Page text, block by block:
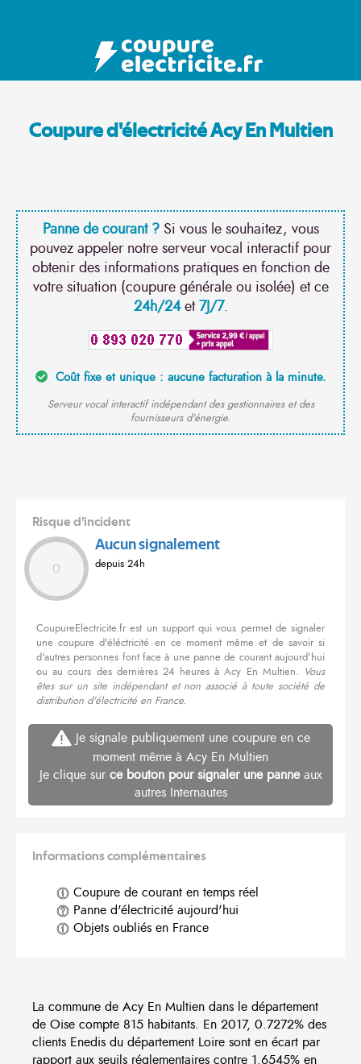
Coupure d'électricité Acy En Multien
Panne de courant ?Si vous le souhaitez, vous
pouvez appeler notre serveur vocal interactif pour
obtenir des informations pratiques en fonction de
votre situation (coupure générale ou isolée) et ce
24h/24et7J/7.
Coût fixe et unique : aucune facturation à la minute.
Serveur vocal interactif indépendant des gestionnaires et des
fournisseurs d'énergie.
Risque d'incident
0
Aucun signalement
depuis 24h
CoupureElectricite.fr est un support qui vous permet de signaler
une coupure d'éléctricité en ce moment même et de savoir si
d'autres personnes font face à une panne de courant aujourd'hui
ou au cours des dernières 24 heures à Acy En Multien. Vous
êtes sur un site indépendant et non associé à toute société de
distribution d'électricité en France.
Je signale publiquement une coupure en ce
moment même à Acy En Multien
Je clique sur ce bouton pour signaler une panneaux
autres Internautes
Informations complémentaires
Coupure de courant en temps réel
Panne d'électricité aujourd'hui
Objets oubliés en France
La commune de Acy En Multien dans le département
de Oise compte 815 habitants. En 2017, 0.7272% des
clients Enedis du département Loire sont en écart par
rapport aux seuils réglementaires contre 1.6545% en